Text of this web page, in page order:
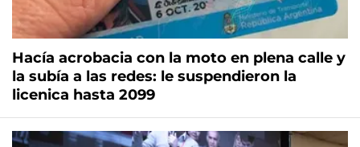
Hacía acrobacia con la moto en plena calle y
la subía a las redes: le suspendieron la
licenica hasta 2099